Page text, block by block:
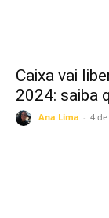
Caixa vai
2024: saiba
Ana Lima - 4